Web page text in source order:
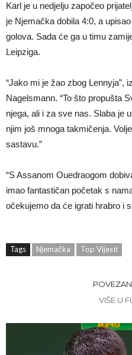
Karl je u nedjelju započeo
je Njemačka dobila 4:0, a
golova. Sada će ga u timu
Leipziga.
“Jako mi je žao zbog Lennyja”,
Nagelsmann. “To što propušta
njega, ali i za sve nas. Slaba je
njim još mnoga takmičenja.
sastavu.”
“S Assanom Ouedraogom
imao fantastičan početak s
očekujemo da će igrati hrabro i
Tags Njemačka Top Vijesti
VIŠE U